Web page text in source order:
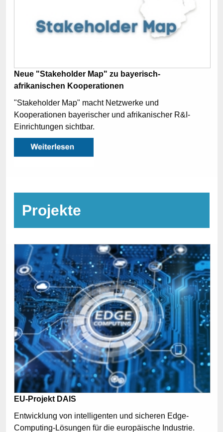
Neue "Stakeholder Map" zu bayerisch-
afrikanischen Kooperationen
"Stakeholder Map" macht Netzwerke und
Kooperationen bayerischer und afrikanischer R&I-
Einrichtungen sichtbar.
Projekte
EU-Projekt DAIS
Entwicklung von intelligenten und sicheren Edge-
Computing-Lösungen für die europäische Industrie.